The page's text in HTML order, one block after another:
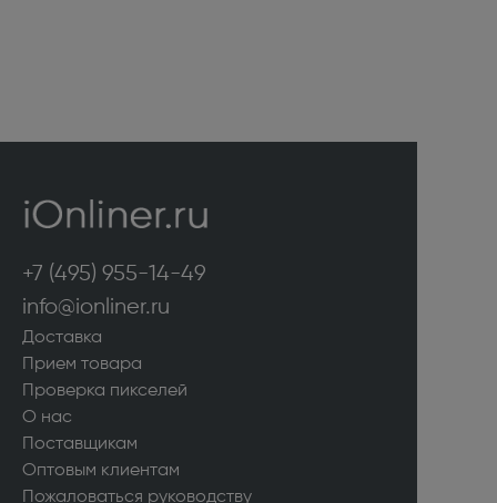
+7 (495) 955-14-49
info@ionliner.ru
Доставка
Прием товара
Проверка пикселей
О нас
Поставщикам
Оптовым клиентам
Пожаловаться руководству